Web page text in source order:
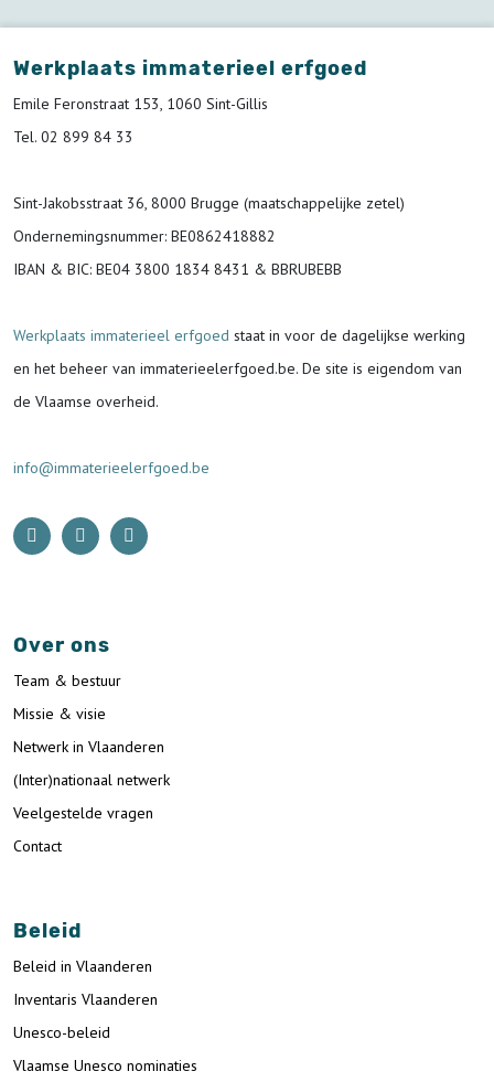
Werkplaats immaterieel erfgoed
Emile Feronstraat 153, 1060 Sint-Gillis
Tel. 02 899 84 33
Sint-Jakobsstraat 36, 8000 Brugge (maatschappelijke zetel)
Ondernemingsnummer: BE0862418882
IBAN & BIC: BE04 3800 1834 8431 & BBRUBEBB
Werkplaats immaterieel erfgoed staat in voor de dagelijkse werking
en het beheer van immaterieelerfgoed.be. De site is eigendom van
de Vlaamse overheid.
info@immaterieelerfgoed.be
Over ons
Team & bestuur
Missie & visie
Netwerk in Vlaanderen
(Inter)nationaal netwerk
Veelgestelde vragen
Contact
Beleid
Beleid in Vlaanderen
Inventaris Vlaanderen
Unesco-beleid
Vlaamse Unesco nominaties